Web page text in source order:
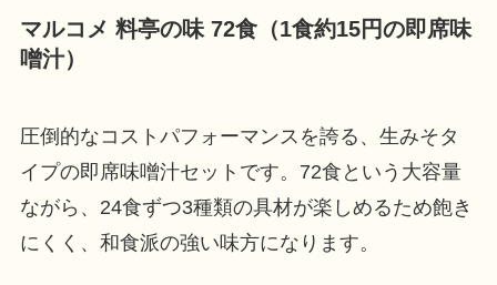
マルコメ 料亭の味 72食（1食約15円の即席味
噌汁）
圧倒的なコストパフォーマンスを誇る、生みそタ
イプの即席味噌汁セットです。72食という大容量
ながら、24食ずつ3種類の具材が楽しめるため飽き
にくく、和食派の強い味方になります。